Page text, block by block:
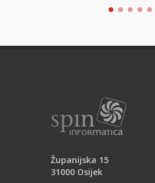
Županijska 15
31000 Osijek